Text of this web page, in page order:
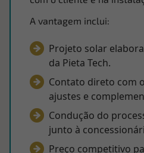
A vantagem inclui:
Projeto solar
da Pieta Tech.
Contato direto com
ajustes e
Condução do
junto à
Preço competitivo